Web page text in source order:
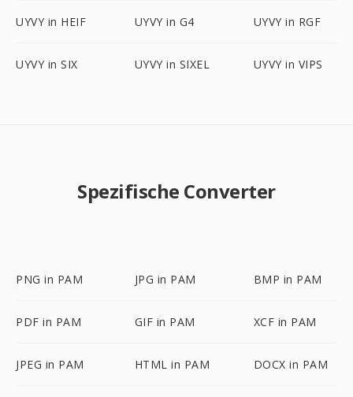
UYVY in HEIF UYVY in G4 UYVY in RGF
UYVY in SIX UYVY in SIXEL UYVY in VIPS
Spezifische Converter
PNG in PAM JPG in PAM BMP in PAM
PDF in PAM GIF in PAM XCF in PAM
JPEG in PAM HTML in PAM DOCX in PAM